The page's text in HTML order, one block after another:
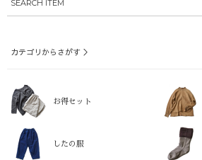
SEARCH ITEM
カテゴリからさがす ＞
お得セット
したの服